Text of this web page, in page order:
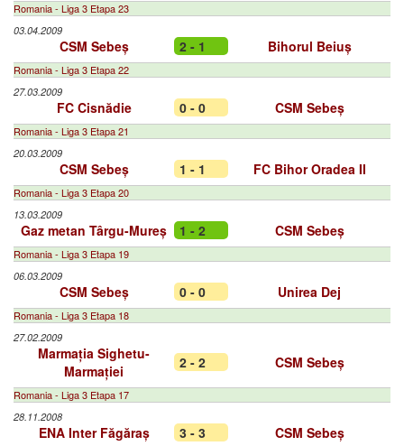
Romania - Liga 3 Etapa 23
03.04.2009
CSM Sebeș 2 - 1 Bihorul Beiuș
Romania - Liga 3 Etapa 22
27.03.2009
FC Cisnădie 0 - 0 CSM Sebeș
Romania - Liga 3 Etapa 21
20.03.2009
CSM Sebeș 1 - 1 FC Bihor Oradea II
Romania - Liga 3 Etapa 20
13.03.2009
Gaz metan Târgu-Mureș 1 - 2 CSM Sebeș
Romania - Liga 3 Etapa 19
06.03.2009
CSM Sebeș 0 - 0 Unirea Dej
Romania - Liga 3 Etapa 18
27.02.2009
Marmația Sighetu-
Marmației
2 - 2 CSM Sebeș
Romania - Liga 3 Etapa 17
28.11.2008
ENA Inter Făgăraș 3 - 3 CSM Sebeș